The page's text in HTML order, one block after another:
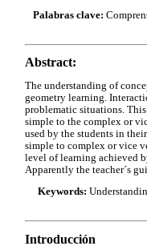
Palabras clave:
Abstract:
The understanding of
geometry learning.
problematic situations.
simple to the complex or
used by the students in
simple to complex or vice
level of learning achieved
Apparently the teacher´s
Keywords:
Introducción